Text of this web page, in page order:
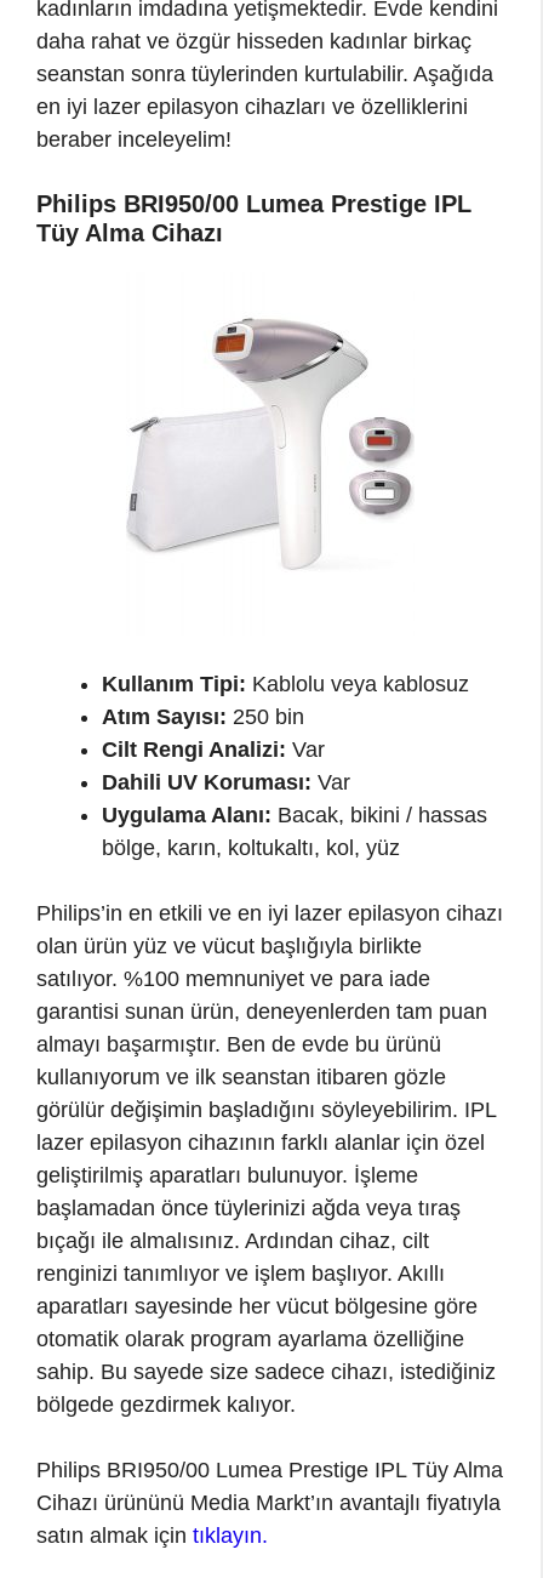
kadınların imdadına yetişmektedir. Evde kendini
daha rahat ve özgür hisseden kadınlar birkaç
seanstan sonra tüylerinden kurtulabilir. Aşağıda
en iyi lazer epilasyon cihazları ve özelliklerini
beraber inceleyelim!
Philips BRI950/00 Lumea Prestige IPL
Tüy Alma Cihazı
Kullanım Tipi: Kablolu veya kablosuz
Atım Sayısı: 250 bin
Cilt Rengi Analizi: Var
Dahili UV Koruması: Var
Uygulama Alanı: Bacak, bikini / hassas
bölge, karın, koltukaltı, kol, yüz
Philips’in en etkili ve en iyi lazer epilasyon cihazı
olan ürün yüz ve vücut başlığıyla birlikte
satılıyor. %100 memnuniyet ve para iade
garantisi sunan ürün, deneyenlerden tam puan
almayı başarmıştır. Ben de evde bu ürünü
kullanıyorum ve ilk seanstan itibaren gözle
görülür değişimin başladığını söyleyebilirim. IPL
lazer epilasyon cihazının farklı alanlar için özel
geliştirilmiş aparatları bulunuyor. İşleme
başlamadan önce tüylerinizi ağda veya tıraş
bıçağı ile almalısınız. Ardından cihaz, cilt
renginizi tanımlıyor ve işlem başlıyor. Akıllı
aparatları sayesinde her vücut bölgesine göre
otomatik olarak program ayarlama özelliğine
sahip. Bu sayede size sadece cihazı, istediğiniz
bölgede gezdirmek kalıyor.
Philips BRI950/00 Lumea Prestige IPL Tüy Alma
Cihazı ürününü Media Markt’ın avantajlı fiyatıyla
satın almak için tıklayın.